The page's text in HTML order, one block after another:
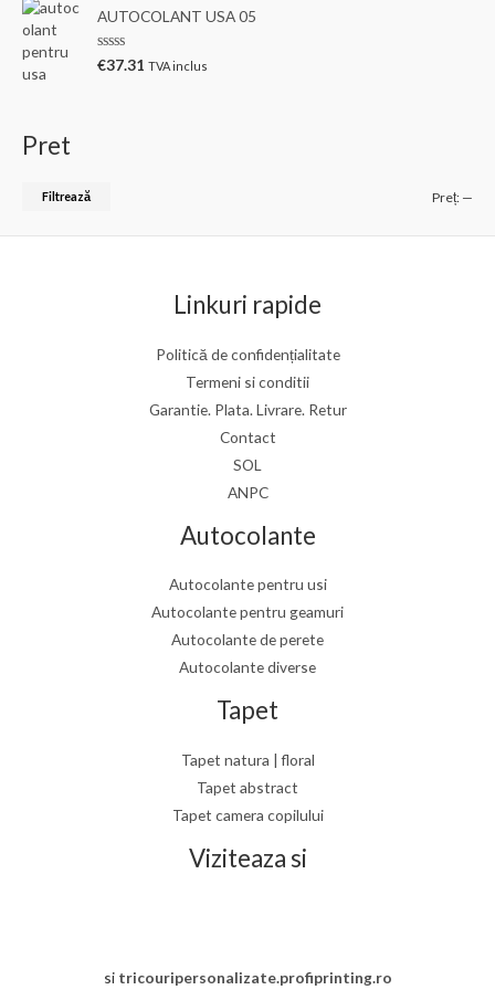
d
i
n
5
l
u
a
t
l
AUTOCOLANT USA 05
E
n
€37.31 TVA inclus
Pret
Filtrează Preț: —
Linkuri rapide
Politică de confidențialitate
Termeni si conditii
Garantie. Plata. Livrare. Retur
Contact
SOL
ANPC
Autocolante
Autocolante pentru usi
Autocolante pentru geamuri
Autocolante de perete
Autocolante diverse
Tapet
Tapet natura | floral
Tapet abstract
Tapet camera copilului
Viziteaza si
si tricouripersonalizate.profiprinting.ro